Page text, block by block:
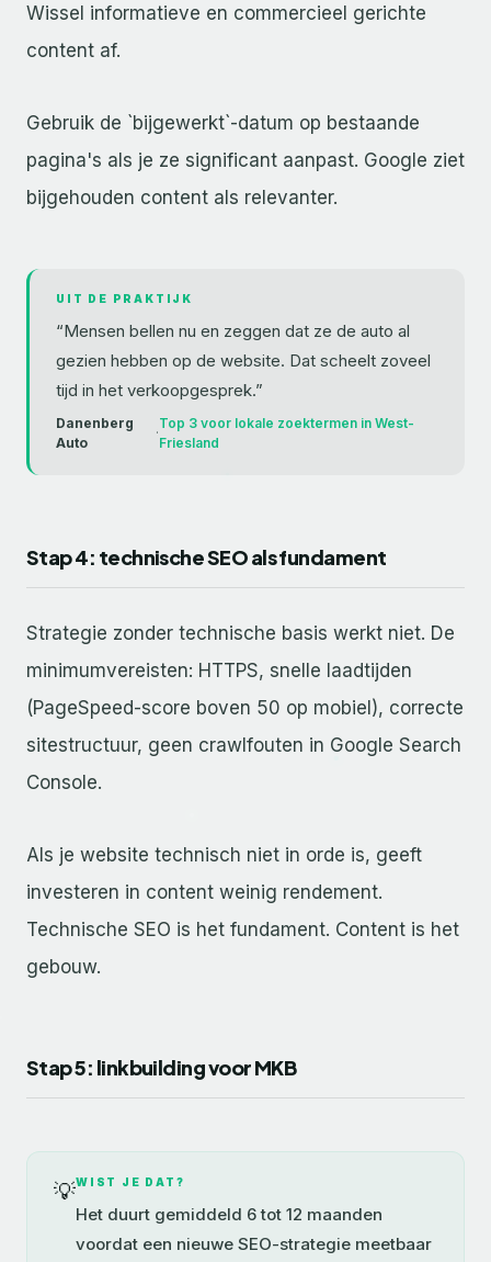
Wissel informatieve en commercieel gerichte
content af.
Gebruik de `bijgewerkt`-datum op bestaande
pagina's als je ze significant aanpast. Google ziet
bijgehouden content als relevanter.
UIT DE PRAKTIJK
“Mensen bellen nu en zeggen dat ze de auto al
gezien hebben op de website. Dat scheelt zoveel
tijd in het verkoopgesprek.”
Danenberg
Auto
·
Top 3 voor lokale zoektermen in West-
Friesland
Stap 4: technische SEO als fundament
Strategie zonder technische basis werkt niet. De
minimumvereisten: HTTPS, snelle laadtijden
(PageSpeed-score boven 50 op mobiel), correcte
sitestructuur, geen crawlfouten in Google Search
Console.
Als je website technisch niet in orde is, geeft
investeren in content weinig rendement.
Technische SEO is het fundament. Content is het
gebouw.
Stap 5: linkbuilding voor MKB
💡WIST JE DAT?
Het duurt gemiddeld 6 tot 12 maanden
voordat een nieuwe SEO-strategie meetbaar